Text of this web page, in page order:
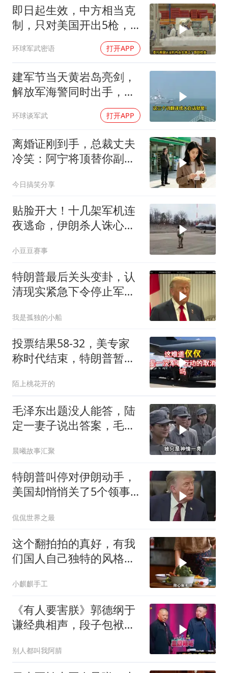
即日起生效，中方相当克
制，只对美国开出5枪，
环球军武密语 打开APP
建军节当天黄岩岛亮剑，
解放军海警同时出手，菲
律宾的挑衅该收场了
环球谈军武 打开APP
离婚证刚到手，总裁丈夫
冷笑：阿宁将顶替你副总
今日搞笑分享
贴脸开大！十几架军机连
夜逃命，伊朗杀人诛心，
小豆豆赛事
特朗普最后关头变卦，认
清现实紧急下令停止军事
我是孤独的小船
投票结果58-32，美专家
称时代结束，特朗普暂不
陌上桃花开的
毛泽东出题没人能答，陆
定一妻子说出答案，毛主
晨曦故事汇聚
特朗普叫停对伊朗动手，
美国却悄悄关了5个领事
侃侃世界之最
这个翻拍拍的真好，有我
们国人自己独特的风格魅
小麒麒手工
《有人要害朕》郭德纲于
谦经典相声，段子包袱满
别人都叫我阿腈